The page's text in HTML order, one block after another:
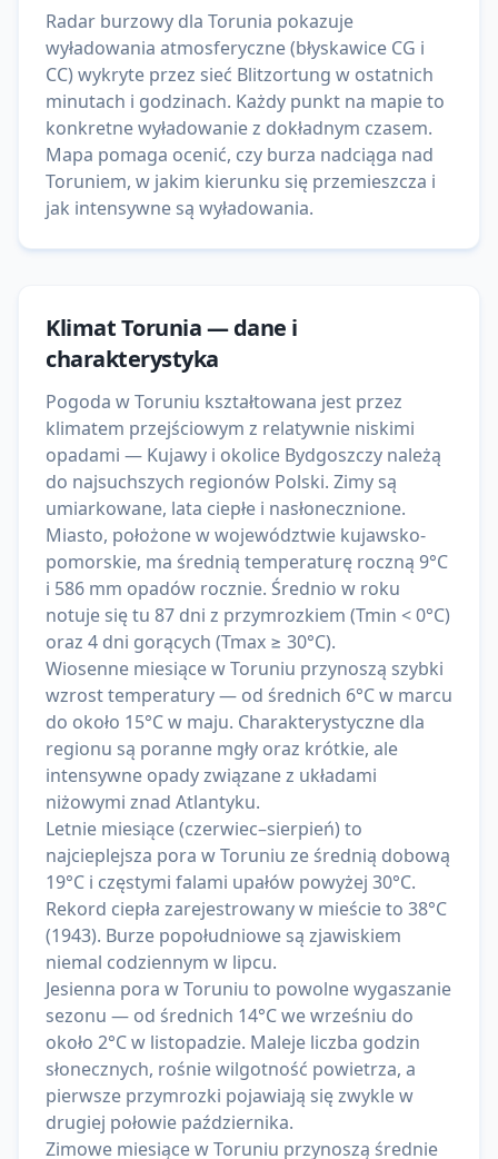
Radar burzowy dla Torunia pokazuje
wyładowania atmosferyczne (błyskawice CG i
CC) wykryte przez sieć Blitzortung w ostatnich
minutach i godzinach. Każdy punkt na mapie to
konkretne wyładowanie z dokładnym czasem.
Mapa pomaga ocenić, czy burza nadciąga nad
Toruniem, w jakim kierunku się przemieszcza i
jak intensywne są wyładowania.
KlimatTorunia— dane i
charakterystyka
Pogoda w Toruniu kształtowana jest przez
klimatem przejściowym z relatywnie niskimi
opadami — Kujawy i okolice Bydgoszczy należą
do najsuchszych regionów Polski. Zimy są
umiarkowane, lata ciepłe i nasłonecznione.
Miasto, położone w województwie kujawsko-
pomorskie, ma średnią temperaturę roczną 9°C
i 586 mm opadów rocznie. Średnio w roku
notuje się tu 87 dni z przymrozkiem (Tmin < 0°C)
oraz 4 dni gorących (Tmax ≥ 30°C).
Wiosenne miesiące w Toruniu przynoszą szybki
wzrost temperatury — od średnich 6°C w marcu
do około 15°C w maju. Charakterystyczne dla
regionu są poranne mgły oraz krótkie, ale
intensywne opady związane z układami
niżowymi znad Atlantyku.
Letnie miesiące (czerwiec–sierpień) to
najcieplejsza pora w Toruniu ze średnią dobową
19°C i częstymi falami upałów powyżej 30°C.
Rekord ciepła zarejestrowany w mieście to 38°C
(1943). Burze popołudniowe są zjawiskiem
niemal codziennym w lipcu.
Jesienna pora w Toruniu to powolne wygaszanie
sezonu — od średnich 14°C we wrześniu do
około 2°C w listopadzie. Maleje liczba godzin
słonecznych, rośnie wilgotność powietrza, a
pierwsze przymrozki pojawiają się zwykle w
drugiej połowie października.
Zimowe miesiące w Toruniu przynoszą średnie